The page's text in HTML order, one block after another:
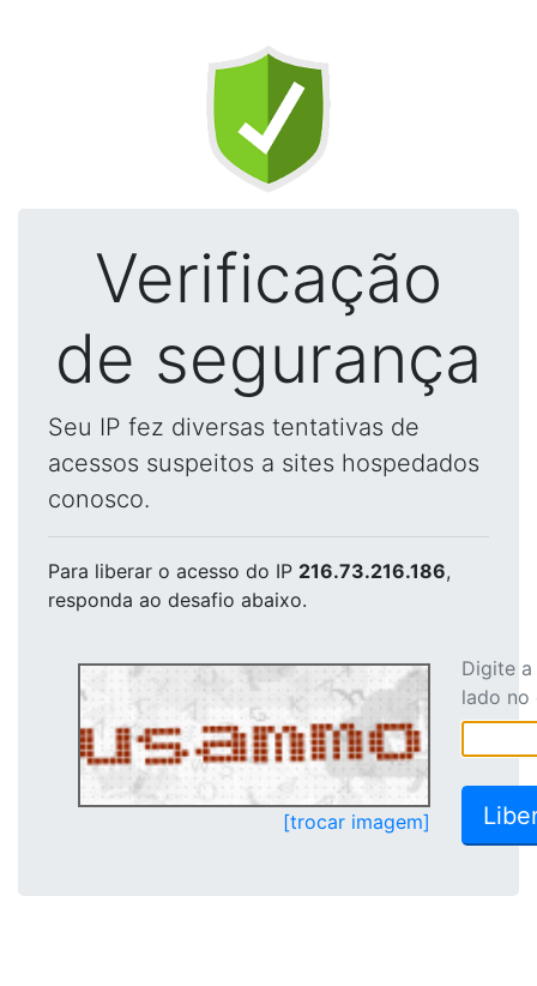
Verificação
de segurança
Seu IP fez diversas tentativas de
acessos suspeitos a sites hospedados
conosco.
Para liberar o acesso do IP 216.73.216.186,
responda ao desafio abaixo.
[trocar imagem]
Digite
lado no